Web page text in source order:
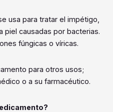
usa para tratar el impétigo,
piel causadas por bacterias.
fúngicas o víricas.
para otros usos;
o a su farmacéutico.